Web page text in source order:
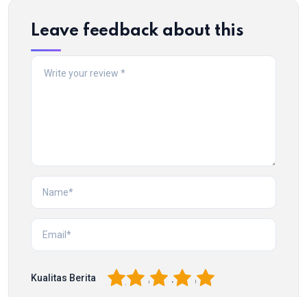
Leave feedback about this
Kualitas Berita 5
4
3
2